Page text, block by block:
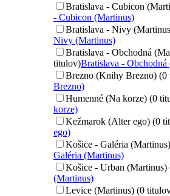
Bratislava - Cubicon
- Cubicon (Martinus)
Bratislava - Nivy
Nivy (Martinus)
Bratislava - Obchodná
titulov)Bratislava -
Brezno (Knihy Brezno) (0
Brezno)
Humenné (Na korze) (0
korze)
Kežmarok (Alter ego) (0
ego)
Košice - Galéria
Galéria (Martinus)
Košice - Urban
(Martinus)
Levice (Martinus) (0